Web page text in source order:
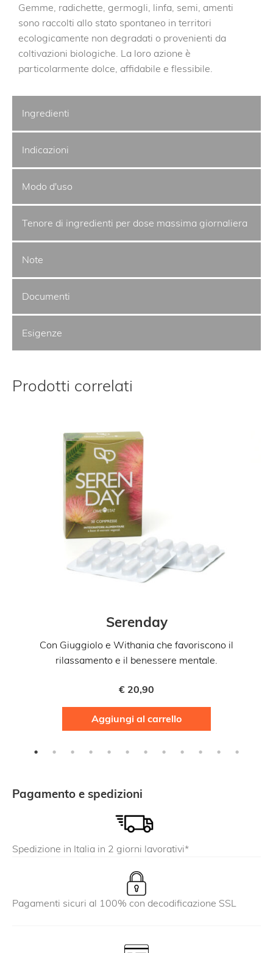
Gemme, radichette, germogli, linfa, semi, amenti
sono raccolti allo stato spontaneo in territori
ecologicamente non degradati o provenienti da
coltivazioni biologiche. La loro azione è
particolarmente dolce, affidabile e flessibile.
Ingredienti
Indicazioni
Modo d'uso
Tenore di ingredienti per dose massima giornaliera
Note
Documenti
Esigenze
Prodotti correlati
Serenday
Con Giuggiolo e Withania che favoriscono il
rilassamento e il benessere mentale.
€ 20,90
Aggiungi al carrello
Pagamento e spedizioni
Spedizione in Italia in 2 giorni lavorativi*
Pagamenti sicuri al 100% con decodificazione SSL